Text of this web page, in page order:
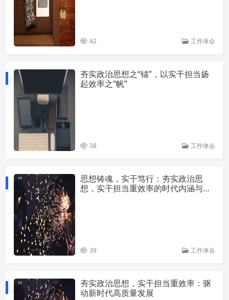
42 工作体会
夯实政治思想之“锚”，以实干担当扬
起效率之“帆”
38 工作体会
思想铸魂，实干笃行：夯实政治思
想，实干担当重效率的时代内涵与实
39 工作体会
夯实政治思想，实干担当重效率：驱
动新时代高质量发展